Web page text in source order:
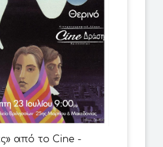
από το Cine -